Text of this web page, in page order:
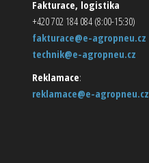
Fakturace, logistika
+420 702 184 084 (8:00-15:30)
fakturace@e-agropneu.cz
technik@e-agropneu.cz
Reklamace:
reklamace@e-agropneu.cz